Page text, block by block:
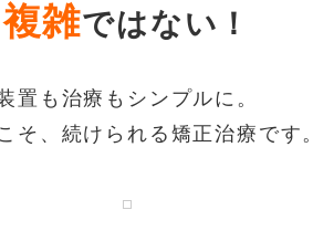
複雑ではない！
置も治療もシンプルに。
そ、続けられる矯正治療です。